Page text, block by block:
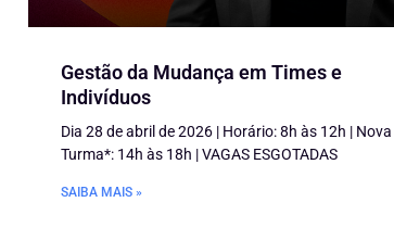
Gestão da Mudança em Times e
Indivíduos
Dia 28 de abril de 2026 | Horário: 8h às 12h | Nova
Turma*: 14h às 18h | VAGAS ESGOTADAS
SAIBA MAIS »